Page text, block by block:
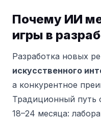
Почему ИИ
игры в
Разработка новых
искусственного
а конкурентное
Традиционный путь
18–24 месяца: